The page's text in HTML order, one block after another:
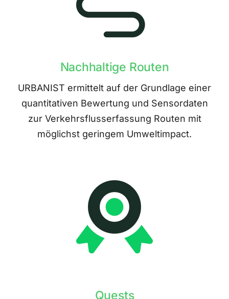
Nachhaltige Routen
URBANIST ermittelt auf der Grundlage einer
quantitativen Bewertung und Sensordaten
zur Verkehrsflusserfassung Routen mit
möglichst geringem Umweltimpact.
Quests